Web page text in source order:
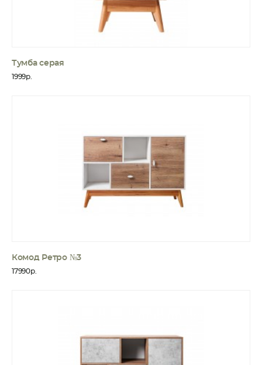
Тумба серая
1999р.
Комод Ретро №3
17990р.